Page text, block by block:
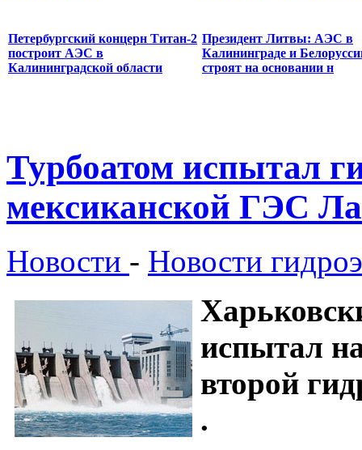
Петербургский концерн Титан-2
построит АЭС в
Калининградской области
Президент Литвы: АЭС в
Калининграде и
строят на основании н
Турбоатом испытал
мексиканской ГЭС
Новости - Новости
испытал
второй
.